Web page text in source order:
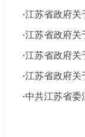
·江苏省政府关
·江苏省政府关
·江苏省政府关
·江苏省政府关
·中共江苏省委